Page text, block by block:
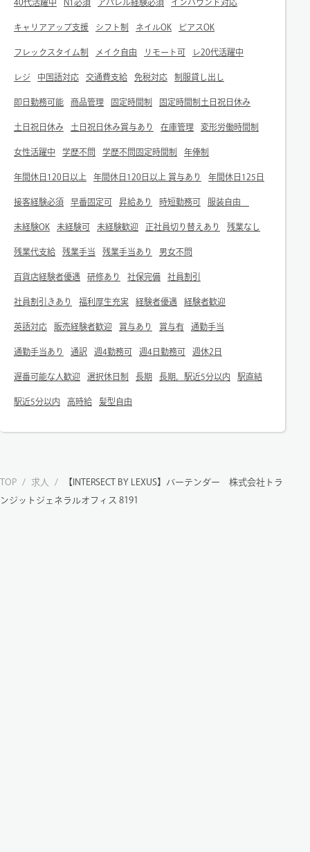
40代活躍中 N1必須 アパレル経験必須 インバウンド対応
キャリアアップ支援 シフト制 ネイルOK ピアスOK
フレックスタイム制 メイク自由 リモート可 レ20代活躍中
レジ 中国語対応 交通費支給 免税対応 制服貸し出し
即日勤務可能 商品管理 固定時間制 固定時間制土日祝日休み
土日祝日休み 土日祝日休み賞与あり 在庫管理 変形労働時間制
女性活躍中 学歴不問 学歴不問固定時間制 年俸制
年間休日120日以上 年間休日120日以上 賞与あり 年間休日125日
接客経験必須 早番固定可 昇給あり 時短勤務可 服装自由
未経験OK 未経験可 未経験歓迎 正社員切り替えあり 残業なし
残業代支給 残業手当 残業手当あり 男女不問
百貨店経験者優遇 研修あり 社保完備 社員割引
社員割引きあり 福利厚生充実 経験者優遇 経験者歓迎
英語対応 販売経験者歓迎 賞与あり 賞与有 通勤手当
通勤手当あり 通訳 週4勤務可 週4日勤務可 週休2日
遅番可能な人歓迎 選択休日制 長期 長期，駅近5分以内 駅直結
駅近5分以内 高時給 髪型自由
TOP / 求人 /
【INTERSECT BY LEXUS】バーテンダー 株式会社トラ
ンジットジェネラルオフィス 8191